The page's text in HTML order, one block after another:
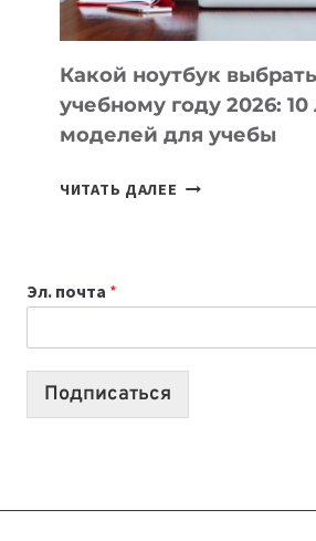
СЛОЖНОГО
КОДА
Какой ноутбук
учебному году 2026:
моделей для учебы
ЧИТАТЬ ДАЛЕЕ КАКОЙ
2026:
10
Эл. почта *
Подписаться